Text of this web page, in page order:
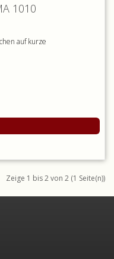
1010
auf kurze
Zeige 1 bis 2 von 2 (1 Seite(n))